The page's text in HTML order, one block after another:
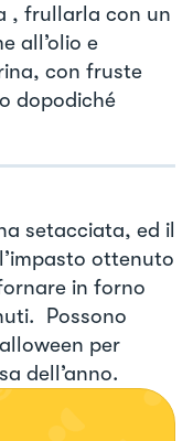
, frullarla con un
all’olio e
con fruste
dopodiché
setacciata, ed il
ottenuto
in forno
Possono
per
dell’anno.